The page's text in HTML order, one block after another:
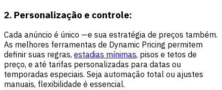
2. Personalização e controle:
Cada anúncio é único —e sua estratégia de preços também.
As melhores ferramentas de Dynamic Pricing permitem
definir suas regras, estadias mínimas, pisos e tetos de
preço, e até tarifas personalizadas para datas ou
temporadas especiais. Seja automação total ou ajustes
manuais, flexibilidade é essencial.